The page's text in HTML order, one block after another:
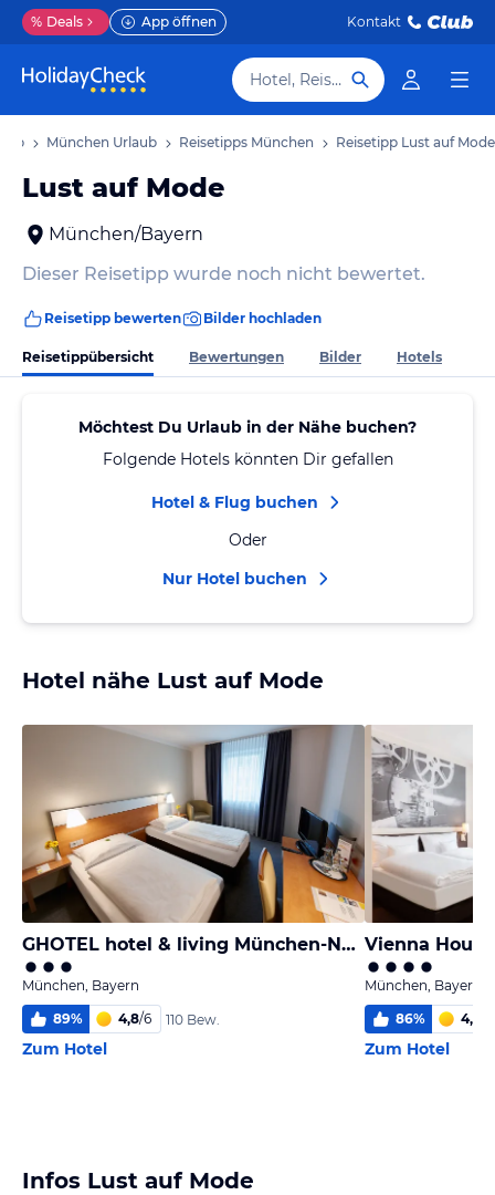
% Deals App öffnen Kontakt
Hotel, Reiseziel
München Urlaub Reisetipps München Reisetipp Lust auf Mode
Lust auf Mode
München/Bayern
Dieser Reisetipp wurde noch nicht bewertet.
Reisetipp bewerten Bilder hochladen
Reisetippübersicht Bewertungen Bilder Hotels
Möchtest Du Urlaub in der Nähe buchen?
Folgende Hotels könnten Dir gefallen
Hotel & Flug buchen
Oder
Nur Hotel buchen
Hotel nähe Lust auf Mode
GHOTEL hotel & living München-Nymphenburg
München, Bayern
89% 4,8/6 110 Bew.
Zum Hotel
München, Bayern
86% 4,6
Zum Hotel
Infos Lust auf Mode